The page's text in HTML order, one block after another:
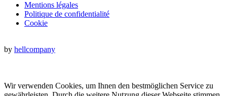
Mentions légales
Politique de confidentialité
Cookie
by hellcompany
Wir verwenden Cookies, um Ihnen den bestmöglichen Service zu